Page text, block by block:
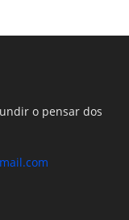
o pensar dos